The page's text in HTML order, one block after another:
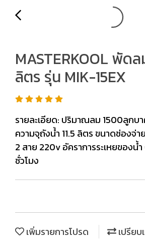
MASTERKOOL พัดล
ลิตร รุ่น MIK-15EX
รายละเอียด: ปริมาณลม 1500ลูกบ
ความจุถังน้ำ 11.5 ลิตร ขนาดช่องจ่า
2 สาย 220v อัคราการระเหยของ
ชั่วโมง
เพิ่มรายการโปรด
เปรียบ